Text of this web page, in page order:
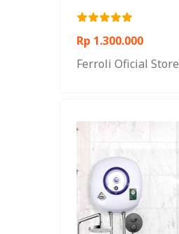
Rp 1.300.000
Ferroli Oficial Store